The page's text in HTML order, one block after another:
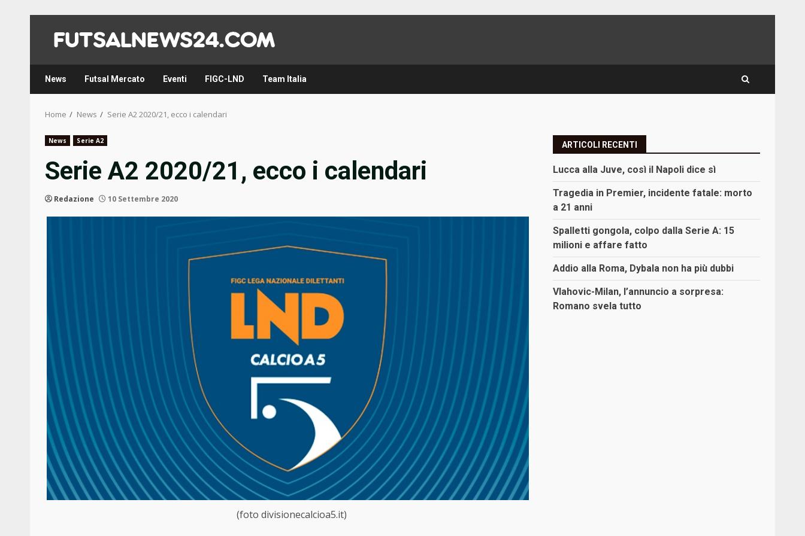
content
News Futsal Mercato Eventi FIGC-LND Team Italia
Home News Serie A2 2020/21, ecco i calendari
News Serie A2
Serie A2 2020/21, ecco i calendari
Redazione 10 Settembre 2020
(foto divisionecalcioa5.it)
ARTICOLI RECENTI
Lucca alla Juve, così il Napoli dice sì
Tragedia in Premier, incidente fatale: morto
a 21 anni
Spalletti gongola, colpo dalla Serie A: 15
milioni e affare fatto
Addio alla Roma, Dybala non ha più dubbi
Vlahovic-Milan, l’annuncio a sorpresa:
Romano svela tutto